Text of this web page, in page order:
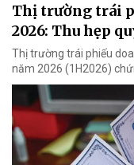
Thị trường trái
2026: Thu hẹp
Thị trường trái phiếu
năm 2026 (1H2026)